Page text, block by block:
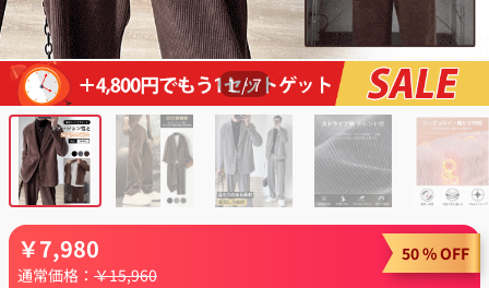
1/7
￥7,980
通常価格： ￥15,960
50 % OFF